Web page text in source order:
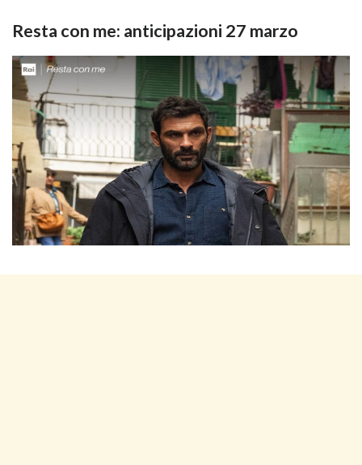
Resta con me: anticipazioni 27 marzo